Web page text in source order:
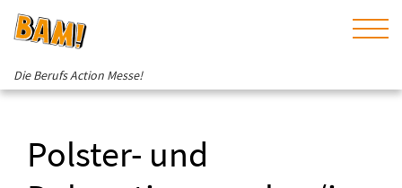
Die Berufs Action Messe!
Polster- und